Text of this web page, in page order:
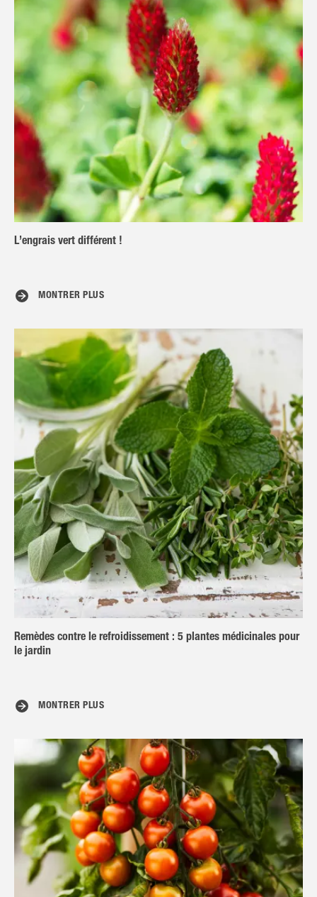
L’engrais vert différent !
MONTRER PLUS
Remèdes contre le refroidissement : 5 plantes médicinales pour
le jardin
MONTRER PLUS